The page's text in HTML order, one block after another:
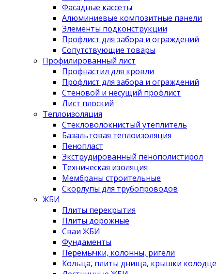
Фасадные кассеты
Алюминиевые композитные панели
Элементы подконструкции
Профлист для забора и ограждений
Сопутствующие товары
Профилированный лист
Профнастил для кровли
Профлист для забора и ограждений
Стеновой и несущий профлист
Лист плоский
Теплоизоляция
Стекловолокнистый утеплитель
Базальтовая теплоизоляция
Пенопласт
Экструдированный пенополистирол
Техническая изоляция
Мембраны строительные
Скорлупы для трубопроводов
ЖБИ
Плиты перекрытия
Плиты дорожные
Сваи ЖБИ
Фундаменты
Перемычки, колонны, ригели
Кольца, плиты днища, крышки